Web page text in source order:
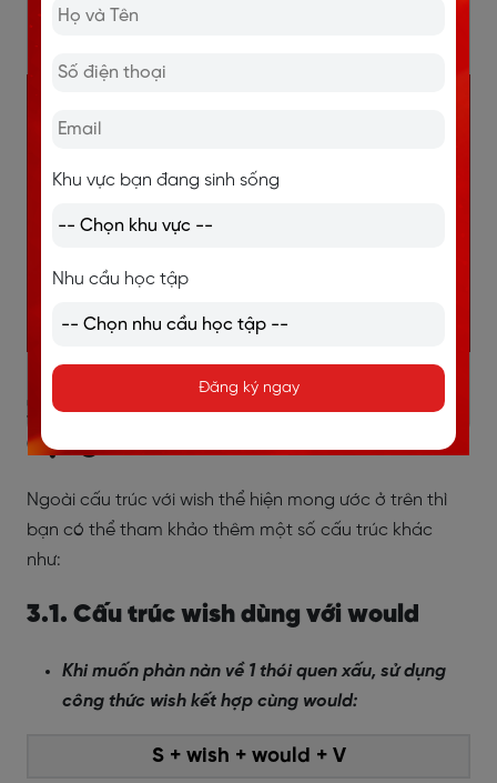
sớm.)--> Đây là câu ước muốn có thể đạt được
3. Các cấu trúc Wish thông
dụng khác
Ngoài cấu trúc với wish thể hiện mong ước ở trên thì
bạn có thể tham khảo thêm một số cấu trúc khác
như:
3.1. Cấu trúc wish dùng với would
Khi muốn phàn nàn về 1 thói quen xấu, sử dụng
công thức wish kết hợp cùng would:
S + wish + would + V
Khu vực bạn đang sinh sống
Nhu cầu học tập
Đăng ký ngay